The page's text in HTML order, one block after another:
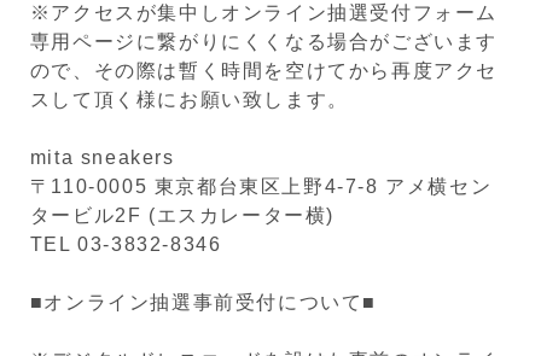
※アクセスが集中しオンライン抽選受付フォーム
専用ページに繋がりにくくなる場合がございます
ので、その際は暫く時間を空けてから再度アクセ
スして頂く様にお願い致します。
mita sneakers
〒110-0005 東京都台東区上野4-7-8 アメ横セン
タービル2F (エスカレーター横)
TEL 03-3832-8346
■オンライン抽選事前受付について■